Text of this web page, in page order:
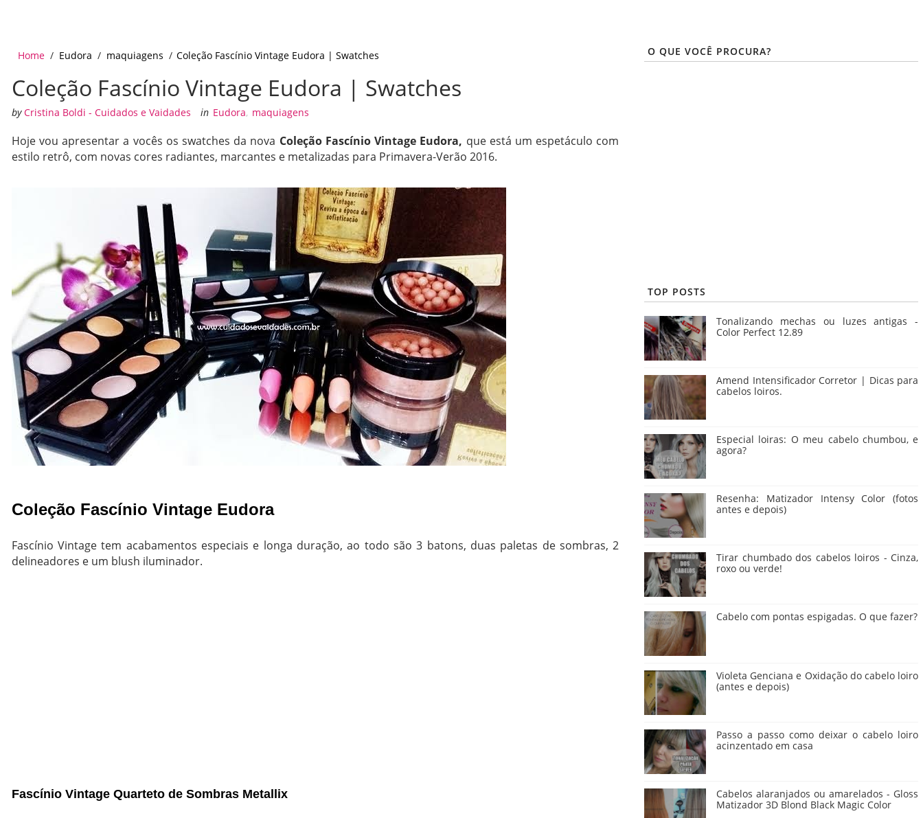
Home / Eudora / maquiagens / Coleção Fascínio Vintage Eudora | Swatches
Coleção Fascínio Vintage Eudora | Swatches
by Cristina Boldi - Cuidados e Vaidades in Eudora, maquiagens
Hoje vou apresentar a vocês os swatches da nova Coleção Fascínio Vintage Eudora, que está um espetáculo com
estilo retrô, com novas cores radiantes, marcantes e metalizadas para Primavera-Verão 2016.
Coleção Fascínio Vintage Eudora
Fascínio Vintage tem acabamentos especiais e longa duração, ao todo são 3 batons, duas paletas de sombras, 2
delineadores e um blush iluminador.
Fascínio Vintage Quarteto de Sombras Metallix
O QUE VOCÊ PROCURA?
TOP POSTS
Tonalizando mechas ou luzes antigas -
Color Perfect 12.89
Amend Intensificador Corretor | Dicas para
cabelos loiros.
Especial loiras: O meu cabelo chumbou, e
agora?
Resenha: Matizador Intensy Color (fotos
antes e depois)
Tirar chumbado dos cabelos loiros - Cinza,
roxo ou verde!
Cabelo com pontas espigadas. O que fazer?
Violeta Genciana e Oxidação do cabelo loiro
(antes e depois)
Passo a passo como deixar o cabelo loiro
acinzentado em casa
Cabelos alaranjados ou amarelados - Gloss
Matizador 3D Blond Black Magic Color